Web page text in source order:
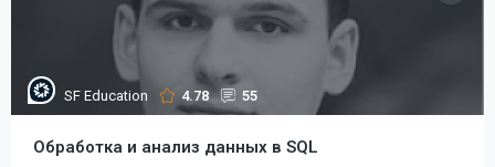
SF Education 4.78 55
Обработка и анализ данных в SQL